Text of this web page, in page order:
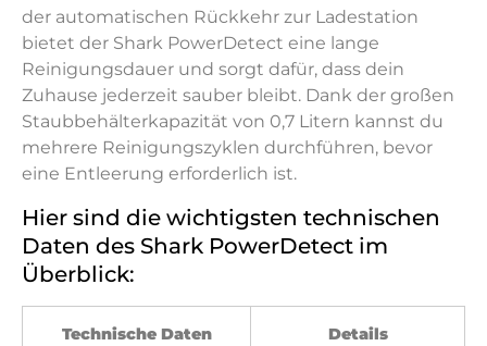
der automatischen Rückkehr zur Ladestation
bietet der Shark PowerDetect eine lange
Reinigungsdauer und sorgt dafür, dass dein
Zuhause jederzeit sauber bleibt. Dank der großen
Staubbehälterkapazität von 0,7 Litern kannst du
mehrere Reinigungszyklen durchführen, bevor
eine Entleerung erforderlich ist.
Hier sind die wichtigsten technischen
Daten des Shark PowerDetect im
Überblick:
Technische Daten Details